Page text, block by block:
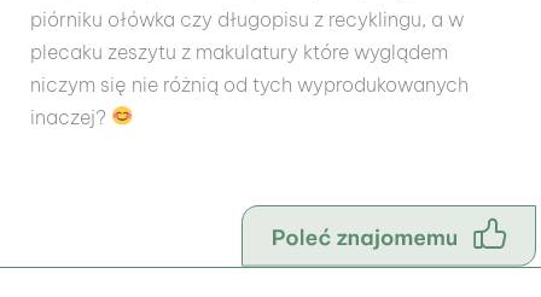
piórniku ołówka czy długopisu z recyklingu, a w
plecaku zeszytu z makulatury które wyglądem
niczym się nie różnią od tych wyprodukowanych
inaczej?